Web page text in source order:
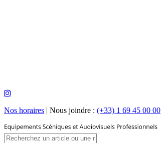
Nos horaires | Nous joindre : (+33) 1 69 45 00 00